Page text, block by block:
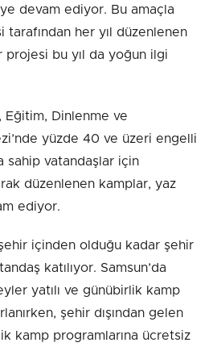
devam ediyor. Bu amaçla
tarafından her yıl düzenlenen
projesi bu yıl da yoğun ilgi
Eğitim, Dinlenme ve
yüzde 40 ve üzeri engelli
sahip vatandaşlar için
düzenlenen kamplar, yaz
ediyor.
içinden olduğu kadar şehir
katılıyor. Samsun’da
yatılı ve günübirlik kamp
şehir dışından gelen
kamp programlarına ücretsiz